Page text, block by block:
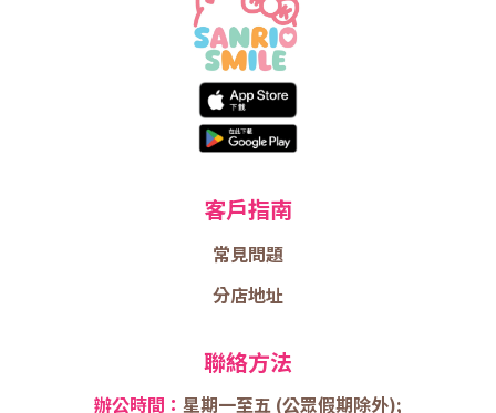
客戶指南
常見問題
分店地址
聯絡方法
辦公時間： 星期一至五 (公眾假期除外);